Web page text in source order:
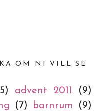
OM NI VILL SE
advent 2011 (9)
(7) barnrum (9)